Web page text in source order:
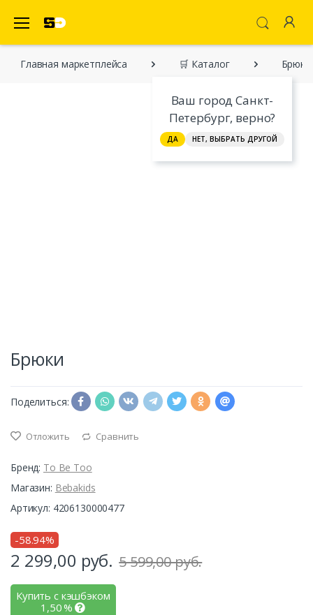
Ваш город Санкт-
Петербург, верно?
ДА НЕТ, ВЫБРАТЬ ДРУГОЙ
Главная марĸетплейса 🛒 Каталог Брюки
Брюки
Поделиться:
Отложить Сравнить
Бренд: To Be Too
Магазин: Bebakids
Артикул: 4206130000477
-58.94%
2 299,00 руб. 5 599,00 руб.
Купить с кэшбэком
1,50%